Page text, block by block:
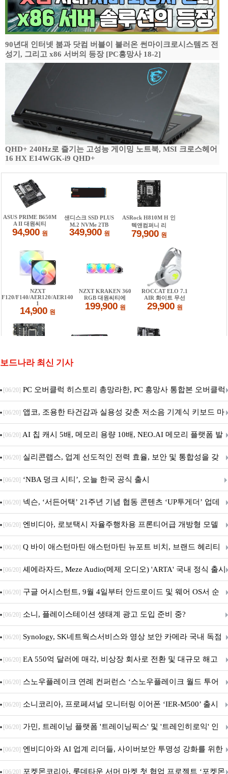
90년대 인터넷 붐과 닷컴 버블이 불러온 썬마이크로시스템즈 전
성기, 그리고 x86 서버의 등장 [PC흥망사 18-2]
QHD+ 240Hz로 즐기는 고성능 게이밍 노트북, MSI 크로스헤어
16 HX E14WGK-i9 QHD+
보드나라 최신 기사
[06/20] PC 오버클럭 히스토리 총망라한, PC 흥망사 통합본 오버클럭
특집(1-4편)
[06/20] 앱코, 조용한 타건감과 실용성 갖춘 저소음 기계식 키보드 마
우스 세트 'KM580' 출시
[06/20] AI 칩 캐시 5배, 메모리 용량 10배, NEO.AI 메모리 플랫폼 발
표
[06/20] 실리콘랩스, 업계 선도적인 전력 효율, 보안 및 통합성을 갖
춘 초저전력 블루투스 LE SoC ‘BG2B’ 공개
[06/20] ‘NBA 덩크 시티’, 오늘 한국 공식 출시
[06/20] 넥슨, ‘서든어택’ 21주년 기념 협동 콘텐츠 ‘UP투게더’ 업데
이트
[06/20] 엔비디아, 로보택시 자율주행차용 프론티어급 개방형 모델
‘알파마요 2 슈퍼’ 상업적 이용 가능
[06/20] Q 바이 애스턴마틴 애스턴마틴 뉴포트 비치, 브랜드 헤리티
지 담은 ‘헤리티지 에디션 컬렉션’ 공개
[06/20] 셰에라자드, Meze Audio(메제 오디오) 'ARTA' 국내 정식 출시
[06/20] 구글 어시스턴트, 9월 4일부터 안드로이드 및 웨어 OS서 순
차 서비스 종료
[06/20] 소니, 플레이스테이션 생태계 광고 도입 준비 중?
[06/20] Synology, SK네트웍스서비스와 영상 보안 카메라 국내 독점
판매 파트너십 체결
[06/20] EA 550억 달러에 매각, 비상장 회사로 전환 및 대규모 해고
전망
[06/20] 스노우플레이크 연례 컨퍼런스 ‘스노우플레이크 월드 투어
서울’ 개최
[06/20] 소니코리아, 프로페셔널 모니터링 이어폰 ‘IER-M500’ 출시
[06/20] 가민, 트레이닝 플랫폼 '트레이닝픽스' 및 '트레인히로익' 인
수로 선수와 코치에 맞춤형 훈련 지원 확대
[06/20] 엔비디아와 AI 업계 리더들, 사이버보안 투명성 강화를 위한
SAFE 가이드라인 제안
[06/20] 포켓몬코리아, 롯데타운 서머 마켓 첫 협업 프로젝트 ‘포켓몬